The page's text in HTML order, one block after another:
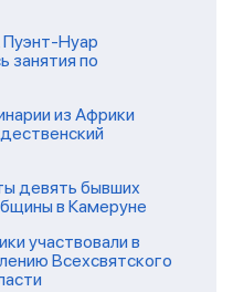
Пуэнт-Нуар
занятия по
из Африки
девять бывших
в Камеруне
участвовали в
Всехсвятского